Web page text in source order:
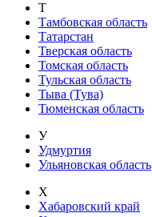
Т
Тамбовская область
Татарстан
Тверская область
Томская область
Тульская область
Тыва (Тува)
Тюменская область
У
Удмуртия
Ульяновская область
Х
Хабаровский край